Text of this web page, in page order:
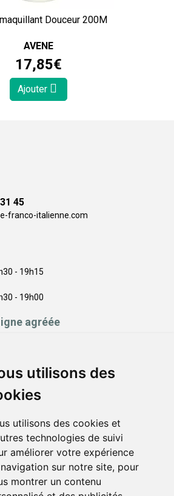
utilisons des
utilisons des cookies et
technologies de suivi
améliorer votre expérience
sur notre site, pour
montrer un contenu
Douceur 200M
AVENE
17,85€
Ajouter
45
franco-italienne.com
- 19h15
- 19h00
agréée
- Click & Collect